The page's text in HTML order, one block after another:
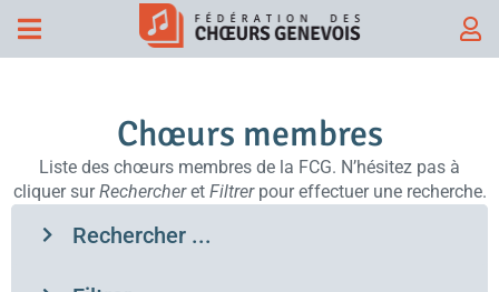
Chœurs membres
Liste des chœurs membres de la FCG. N’hésitez pas à
cliquer surRechercheret Filtrerpour effectuer une recherche.
Rechercher ...